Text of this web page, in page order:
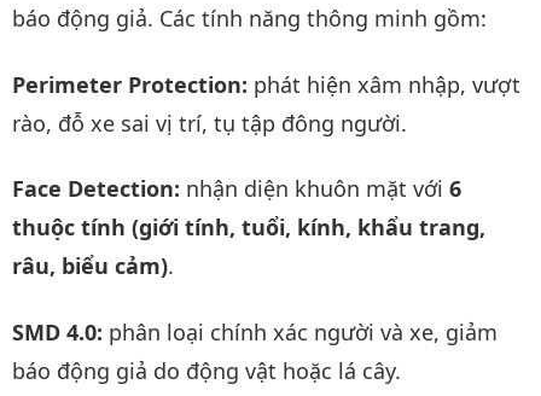
báo động giả. Các tính năng thông minh gồm:
Perimeter Protection: phát hiện xâm nhập, vượt
rào, đỗ xe sai vị trí, tụ tập đông người.
Face Detection: nhận diện khuôn mặt với 6
thuộc tính (giới tính, tuổi, kính, khẩu trang,
râu, biểu cảm).
SMD 4.0: phân loại chính xác người và xe, giảm
báo động giả do động vật hoặc lá cây.